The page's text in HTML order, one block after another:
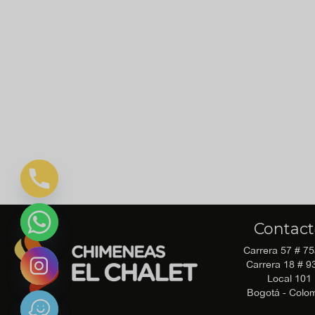
Carrera 57 #
Carrera 18 #
Local 101
Bogotá -